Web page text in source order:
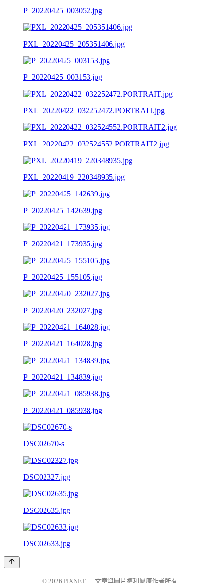
P_20220425_003052.jpg
PXL_20220425_205351406.jpg
P_20220425_003153.jpg
PXL_20220422_032252472.PORTRAIT.jpg
PXL_20220422_032524552.PORTRAIT2.jpg
PXL_20220419_220348935.jpg
P_20220425_142639.jpg
P_20220421_173935.jpg
P_20220425_155105.jpg
P_20220420_232027.jpg
P_20220421_164028.jpg
P_20220421_134839.jpg
P_20220421_085938.jpg
DSC02670-s
DSC02327.jpg
DSC02635.jpg
DSC02633.jpg
© 2026 PIXNET 文章與圖片權利屬原作者所有